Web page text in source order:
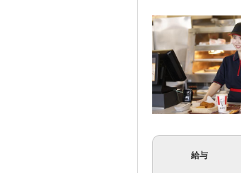
給与